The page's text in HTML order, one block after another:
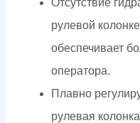
рулевой
обеспечивает
оператора.
Плавно
рулевая